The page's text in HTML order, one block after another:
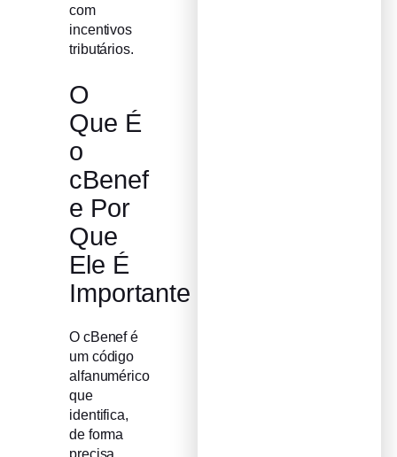
com
incentivos
tributários.
O
Que É
o
cBenef
e Por
Que
Ele É
Importante
O cBenef é
um código
alfanumérico
que
identifica,
de forma